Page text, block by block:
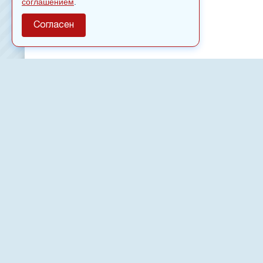
Согласен